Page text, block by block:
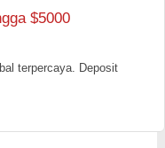
terpercaya. Deposit